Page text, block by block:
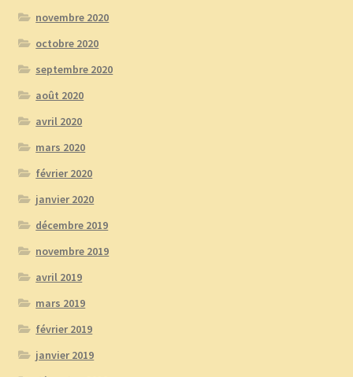
novembre 2020
octobre 2020
septembre 2020
août 2020
avril 2020
mars 2020
février 2020
janvier 2020
décembre 2019
novembre 2019
avril 2019
mars 2019
février 2019
janvier 2019